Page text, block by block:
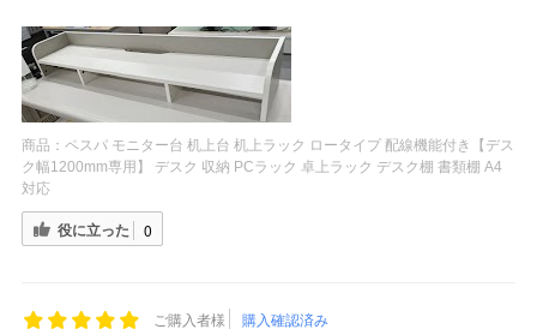
商品： ペスパ モニター台 机上台 机上ラック ロータイプ 配線機能付き【デス
ク幅1200mm専用】 デスク 収納 PCラック 卓上ラック デスク棚 書類棚 A4
対応
役に立った 0
ご購入者様
購入確認済み